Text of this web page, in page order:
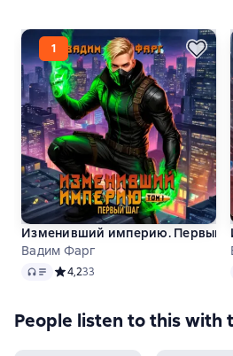
Изменивший империю. Первый
Вадим Фарг
Audio Средний рейтинг 4,2 на основе
4,233
People listen to this with